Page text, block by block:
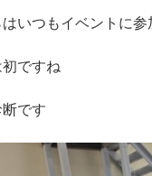
はいつもイベントに
ですね
です